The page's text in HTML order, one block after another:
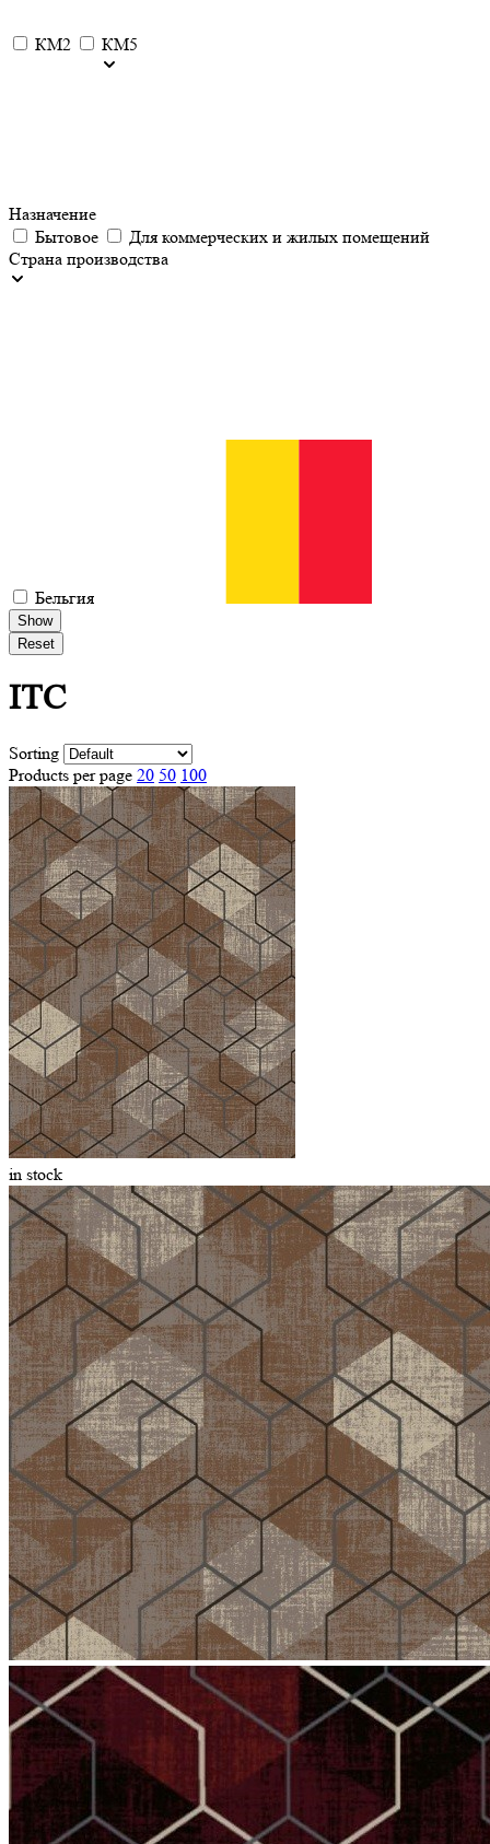
КМ2 КМ5
Назначение
Бытовое
Для коммерческих и жилых помещений
Страна производства
Бельгия
Show
Reset
ITC
Sorting
Products per page 20 50 100
in stock